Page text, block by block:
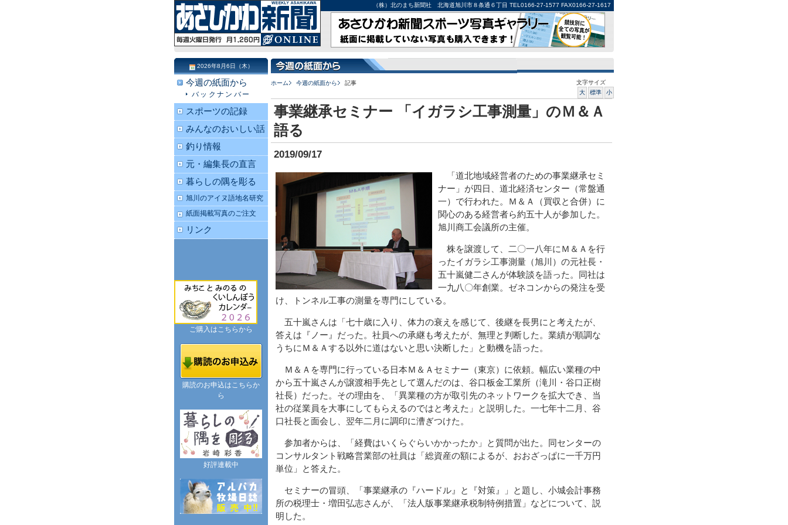
（株）北のまち新聞社 北海道旭川市８条通６丁目 TEL0166-27-1577 FAX0166-27-1617
ホーム 今週の紙面から 記事
文字サイズ
大
標準 小
事業継承セミナー 「イガラシ工事測量」のＭ＆Ａ
語る
2019/09/17
「道北地域経営者のための事業継承セミ
ナー」が四日、道北経済センター（常盤通
一）で行われた。Ｍ＆Ａ（買収と合併）に
関心のある経営者ら約五十人が参加した。
旭川商工会議所の主催。
株を譲渡して、二〇一八年にＭ＆Ａを行
ったイガラシ工事測量（旭川）の元社長・
五十嵐健二さんが体験談を語った。同社は
一九八〇年創業。ゼネコンからの発注を受
け、トンネル工事の測量を専門にしている。
五十嵐さんは「七十歳に入り、体力の衰えを感じて、後継を長男にと考えたが、
答えは『ノー』だった。社員への承継も考えたが、無理と判断した。業績が順調な
うちにＭ＆Ａする以外に道はないと思い決断した」と動機を語った。
Ｍ＆Ａを専門に行っている日本Ｍ＆Ａセミナー（東京）に依頼。幅広い業種の中
から五十嵐さんが譲渡相手先として選んだのは、谷口板金工業所（滝川・谷口正樹
社長）だった。その理由を、「異業種の方が取引先のネットワークを拡大でき、当
社の従業員を大事にしてもらえるのではと考えた」と説明した。一七年十二月、谷
口社長と面会し、翌年二月に調印に漕ぎつけた。
参加者からは、「経費はいくらぐらいかかったか」と質問が出た。同センターの
コンサルタント戦略営業部の社員は「総資産の額によるが、おおざっぱに一千万円
単位」と答えた。
セミナーの冒頭、「事業継承の『ハードル』と『対策』」と題し、小城会計事務
所の税理士・増田弘志さんが、「法人版事業継承税制特例措置」などについて、説
明した。
2026年8月6日（木）
今週の紙面から
バックナンバー
スポーツの記録
みんなのおいしい話
釣り情報
元・編集長の直言
暮らしの隅を彫る
旭川のアイヌ語地名研究
紙面掲載写真のご注文
リンク
ご購入はこちらから
購読のお申込はこちらか
ら
好評連載中